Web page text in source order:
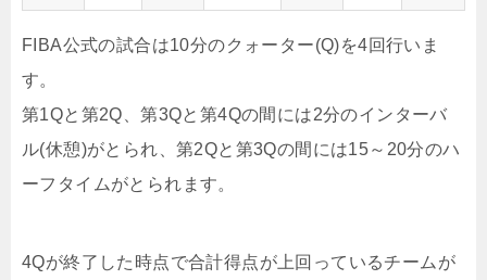
FIBA公式の試合は10分のクォーター(Q)を4回行いま
す。
第1Qと第2Q、第3Qと第4Qの間には2分のインターバ
ル(休憩)がとられ、第2Qと第3Qの間には15～20分のハ
ーフタイムがとられます。
4Qが終了した時点で合計得点が上回っているチームが